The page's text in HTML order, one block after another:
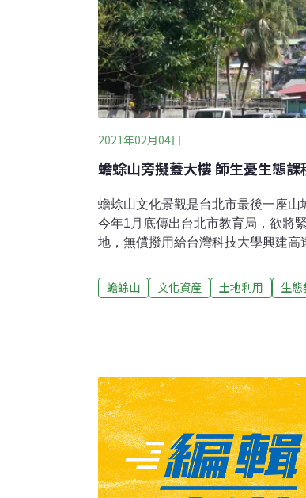
2021年02月04日
蟾蜍山旁擬蓋大樓 師生憂生態
蟾蜍山文化景觀是台北市最後一座
今年1月底傳出台北市教育局，欲將
地，無償撥用給台灣科技大學興建
題課程場域。在地民間團體「好蟾蜍
開記者會，痛批北市府黑箱作業，倉
台北盆地的交通要道，300年來見證
歷史。此外，蟾蜍山亦是台北珍貴
市生態廊道的優先示範區」，曾被
南緣重要生態棲地
蟾蜍山 文化資產 土地利用 生